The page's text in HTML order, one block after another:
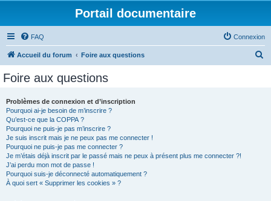
Portail documentaire
FAQ Connexion
Accueil du forum Foire aux questions
Foire aux questions
Problèmes de connexion et d’inscription
Pourquoi ai-je besoin de m’inscrire ?
Qu’est-ce que la COPPA ?
Pourquoi ne puis-je pas m’inscrire ?
Je suis inscrit mais je ne peux pas me connecter !
Pourquoi ne puis-je pas me connecter ?
Je m’étais déjà inscrit par le passé mais ne peux à présent plus me connecter ?!
J’ai perdu mon mot de passe !
Pourquoi suis-je déconnecté automatiquement ?
À quoi sert « Supprimer les cookies » ?